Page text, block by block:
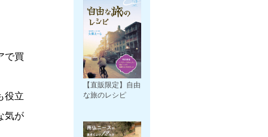
で買
役立
気が
【直販限定】自由
な旅のレシピ